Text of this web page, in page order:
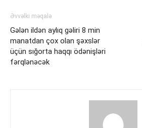
Əvvəlki məqalə
Gələn ildən aylıq gəliri 8 min
manatdan çox olan şəxslər
üçün sığorta haqqı ödənişləri
fərqlənəcək